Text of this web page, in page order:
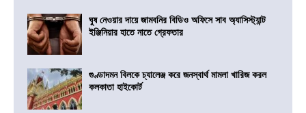
ঘুষ নেওয়ার দায়ে জামবনির বিডিও অফিসে সাব অ্যাসিস্ট্যান্ট
ইঞ্জিনিয়ার হাতে নাতে গ্রেফতার
গুণ্ডাদমন বিলকে চ্যালেঞ্জ করে জনস্বার্থ মামলা খারিজ করল
কলকাতা হাইকোর্ট